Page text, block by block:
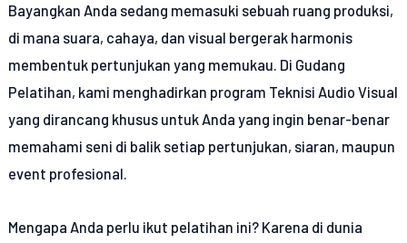
Bayangkan Anda sedang memasuki sebuah ruang produksi,
di mana suara, cahaya, dan visual bergerak harmonis
membentuk pertunjukan yang memukau. Di Gudang
Pelatihan, kami menghadirkan program Teknisi Audio Visual
yang dirancang khusus untuk Anda yang ingin benar-benar
memahami seni di balik setiap pertunjukan, siaran, maupun
event profesional.
Mengapa Anda perlu ikut pelatihan ini? Karena di dunia